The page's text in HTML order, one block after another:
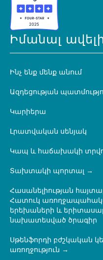
Իմանալ
Ինչ ենք մենք անում
Ազդեցության
Կարիերա
Լրատվական սենյակ
Կապ և հաճախակի
Տախտակի պորտալ
Հասանելիության
Հատուկ
երեխաների և
նախատեսված ծրագիր
Սթենֆորդի բժշկական
առողջություն